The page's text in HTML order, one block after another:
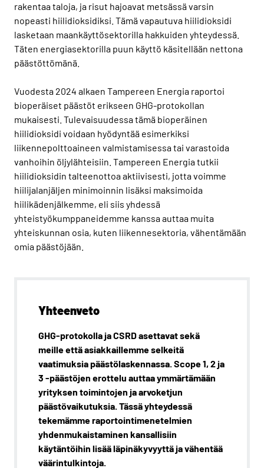
rakentaa taloja, ja risut hajoavat metsässä varsin
nopeasti hiilidioksidiksi. Tämä vapautuva hiilidioksidi
lasketaan maankäyttösektorilla hakkuiden yhteydessä.
Täten energiasektorilla puun käyttö käsitellään nettona
päästöttömänä.
Vuodesta 2024 alkaen Tampereen Energia raportoi
bioperäiset päästöt erikseen GHG-protokollan
mukaisesti. Tulevaisuudessa tämä bioperäinen
hiilidioksidi voidaan hyödyntää esimerkiksi
liikennepolttoaineen valmistamisessa tai varastoida
vanhoihin öljylähteisiin. Tampereen Energia tutkii
hiilidioksidin talteenottoa aktiivisesti, jotta voimme
hiilijalanjäljen minimoinnin lisäksi maksimoida
hiilikädenjälkemme, eli siis yhdessä
yhteistyökumppaneidemme kanssa auttaa muita
yhteiskunnan osia, kuten liikennesektoria, vähentämään
omia päästöjään.
Yhteenveto
GHG-protokolla ja CSRD asettavat sekä
meille että asiakkaillemme selkeitä
vaatimuksia päästölaskennassa. Scope 1, 2 ja
3 -päästöjen erottelu auttaa ymmärtämään
yrityksen toimintojen ja arvoketjun
päästövaikutuksia. Tässä yhteydessä
tekemämme raportointimenetelmien
yhdenmukaistaminen kansallisiin
käytäntöihin lisää läpinäkyvyyttä ja vähentää
väärintulkintoja.